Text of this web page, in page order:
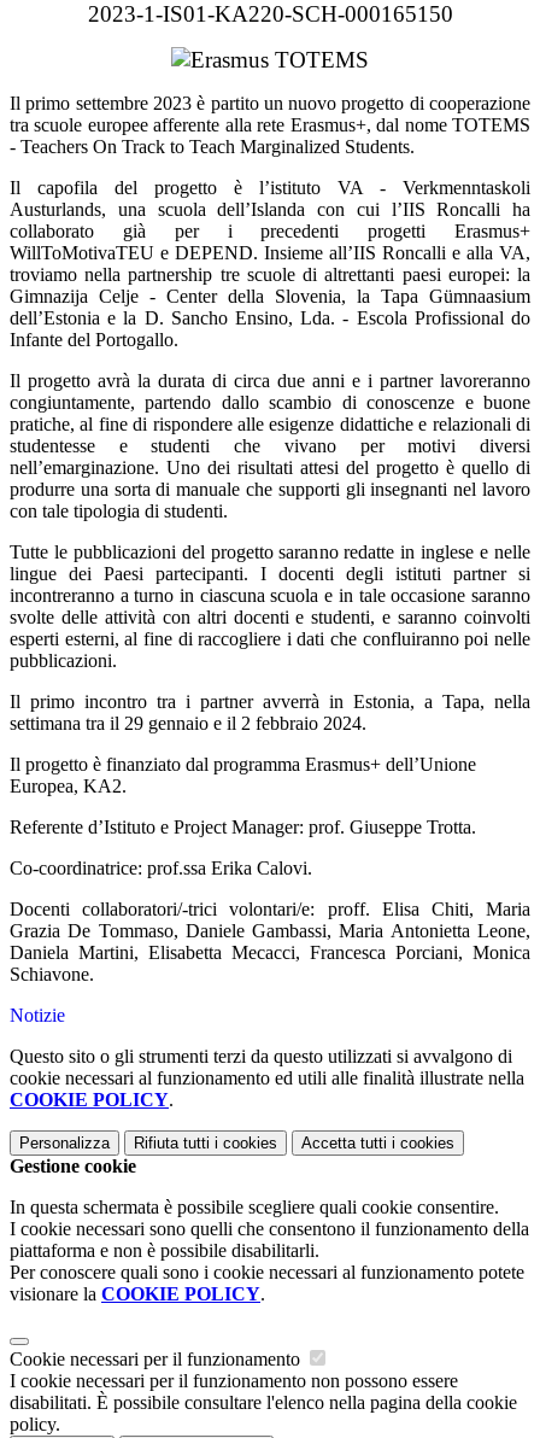
2023-1-IS01-KA220-SCH-000165150
Il primo settembre 2023 è partito un nuovo progetto di cooperazione
tra scuole europee afferente alla rete Erasmus+, dal nome TOTEMS
- Teachers On Track to Teach Marginalized Students.
Il capofila del progetto è l’istituto VA - Verkmenntaskoli
Austurlands, una scuola dell’Islanda con cui l’IIS Roncalli ha
collaborato già per i precedenti progetti Erasmus+
WillToMotivaTEU e DEPEND. Insieme all’IIS Roncalli e alla VA,
troviamo nella partnership tre scuole di altrettanti paesi europei: la
Gimnazija Celje - Center della Slovenia, la Tapa Gümnaasium
dell’Estonia e la D. Sancho Ensino, Lda. - Escola Profissional do
Infante del Portogallo.
Il progetto avrà la durata di circa due anni e i partner lavoreranno
congiuntamente, partendo dallo scambio di conoscenze e buone
pratiche, al fine di rispondere alle esigenze didattiche e relazionali di
studentesse e studenti che vivano per motivi diversi
nell’emarginazione. Uno dei risultati attesi del progetto è quello di
produrre una sorta di manuale che supporti gli insegnanti nel lavoro
con tale tipologia di studenti.
Tutte le pubblicazioni del progetto saranno redatte in inglese e nelle
lingue dei Paesi partecipanti. I docenti degli istituti partner si
incontreranno a turno in ciascuna scuola e in tale occasione saranno
svolte delle attività con altri docenti e studenti, e saranno coinvolti
esperti esterni, al fine di raccogliere i dati che confluiranno poi nelle
pubblicazioni.
Il primo incontro tra i partner avverrà in Estonia, a Tapa, nella
settimana tra il 29 gennaio e il 2 febbraio 2024.
Il progetto è finanziato dal programma Erasmus+ dell’Unione
Europea, KA2.
Referente d’Istituto e Project Manager: prof. Giuseppe Trotta.
Co-coordinatrice: prof.ssa Erika Calovi.
Docenti collaboratori/-trici volontari/e: proff. Elisa Chiti, Maria
Grazia De Tommaso, Daniele Gambassi, Maria Antonietta Leone,
Daniela Martini, Elisabetta Mecacci, Francesca Porciani, Monica
Schiavone.
Notizie
Questo sito o gli strumenti terzi da questo utilizzati si avvalgono di
cookie necessari al funzionamento ed utili alle finalità illustrate nella
COOKIE POLICY.
Personalizza Rifiuta tutti i cookies Accetta tutti i cookies
Gestione cookie
In questa schermata è possibile scegliere quali cookie consentire.
I cookie necessari sono quelli che consentono il funzionamento della
piattaforma e non è possibile disabilitarli.
Per conoscere quali sono i cookie necessari al funzionamento potete
visionare la COOKIE POLICY.
Cookie necessari per il funzionamento
I cookie necessari per il funzionamento non possono essere
disabilitati. È possibile consultare l'elenco nella pagina della cookie
policy.